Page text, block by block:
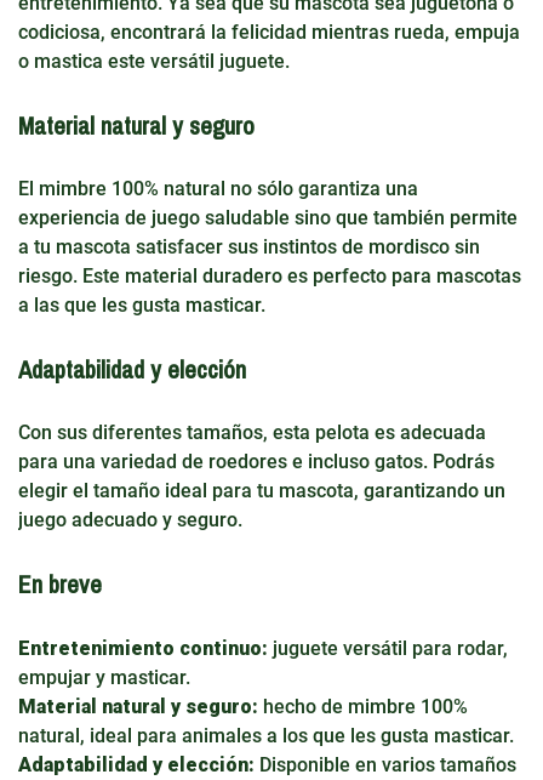
codiciosa, encontrará la felicidad mientras rueda, empuja
o mastica este versátil juguete.
Material natural y seguro
El mimbre 100% natural no sólo garantiza una
experiencia de juego saludable sino que también permite
a tu mascota satisfacer sus instintos de mordisco sin
riesgo. Este material duradero es perfecto para mascotas
a las que les gusta masticar.
Adaptabilidad y elección
Con sus diferentes tamaños, esta pelota es adecuada
para una variedad de roedores e incluso gatos. Podrás
elegir el tamaño ideal para tu mascota, garantizando un
juego adecuado y seguro.
En breve
Entretenimiento continuo: juguete versátil para rodar,
empujar y masticar.
Material natural y seguro: hecho de mimbre 100%
natural, ideal para animales a los que les gusta masticar.
Adaptabilidad y elección: Disponible en varios tamaños